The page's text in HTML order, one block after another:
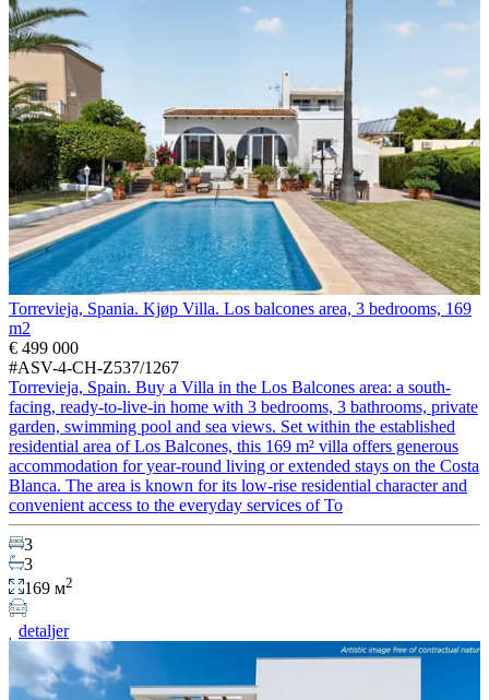
Torrevieja, Spania. Kjøp Villa. Los balcones area, 3 bedrooms, 169
m2
€ 499 000
#ASV-4-CH-Z537/1267
Torrevieja, Spain. Buy a Villa in the Los Balcones area: a south-
facing, ready-to-live-in home with 3 bedrooms, 3 bathrooms, private
garden, swimming pool and sea views. Set within the established
residential area of Los Balcones, this 169 m² villa offers generous
accommodation for year-round living or extended stays on the Costa
Blanca. The area is known for its low-rise residential character and
convenient access to the everyday services of To
3
3
169 м2
detaljer